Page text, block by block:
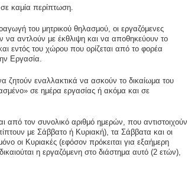
καμία περίπτωση.
του μητρικού θηλασμού, οι εργαζόμενες
να αντλούν με έκθλιψη και να αποθηκεύουν το
εντός του χώρου που ορίζεται από το φορέα
Εργασία.
ζητούν εναλλακτικά να ασκούν το δικαίωμα του
σε ημέρα εργασίας ή ακόμα και σε
από τον συνολικό αριθμό ημερών, που αντιστοιχούν
με Σάββατο ή Κυριακή), τα Σάββατα και οι
οι Κυριακές (εφόσον πρόκειται για εξαήμερη
η εργαζόμενη στο διάστημα αυτό (2 ετών),